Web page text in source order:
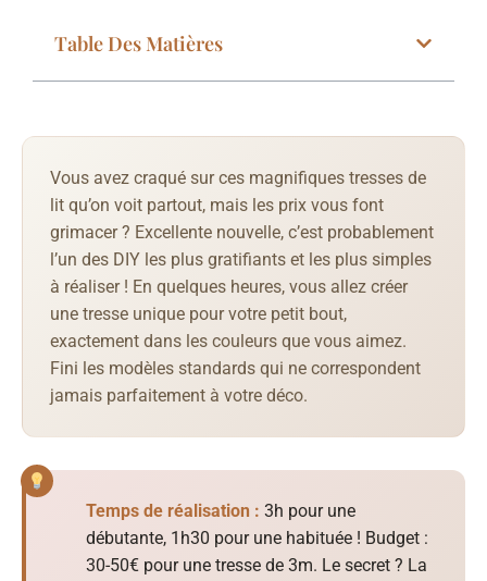
Table Des Matières
Vous avez craqué sur ces magnifiques tresses de
lit qu’on voit partout, mais les prix vous font
grimacer ? Excellente nouvelle, c’est probablement
l’un des DIY les plus gratifiants et les plus simples
à réaliser ! En quelques heures, vous allez créer
une tresse unique pour votre petit bout,
exactement dans les couleurs que vous aimez.
Fini les modèles standards qui ne correspondent
jamais parfaitement à votre déco.
Temps de réalisation : 3h pour une
débutante, 1h30 pour une habituée ! Budget :
30-50€ pour une tresse de 3m. Le secret ? La